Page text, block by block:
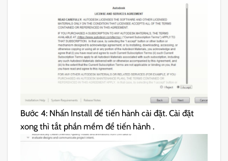
Bước 4: Nhấn Install để tiến hành cài đặt. Cài đặt
xong thì tắt phần mềm để tiến hành .